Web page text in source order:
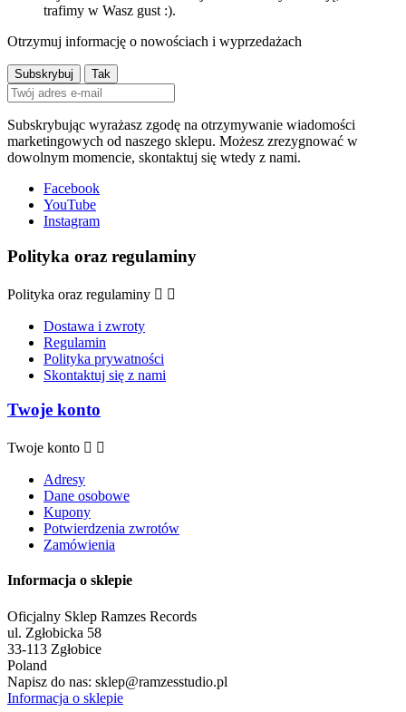
trafimy w Wasz gust :).
Otrzymuj informację o nowościach i wyprzedażach
Subskrybując wyrażasz zgodę na otrzymywanie wiadomości
marketingowych od naszego sklepu. Możesz zrezygnować w
dowolnym momencie, skontaktuj się wtedy z nami.
Facebook
YouTube
Instagram
Polityka oraz regulaminy
Polityka oraz regulaminy  
Dostawa i zwroty
Regulamin
Polityka prywatności
Skontaktuj się z nami
Twoje konto
Twoje konto  
Adresy
Dane osobowe
Kupony
Potwierdzenia zwrotów
Zamówienia
Informacja o sklepie
Oficjalny Sklep Ramzes Records
ul. Zgłobicka 58
33-113 Zgłobice
Poland
Napisz do nas: sklep@ramzesstudio.pl
Informacja o sklepie